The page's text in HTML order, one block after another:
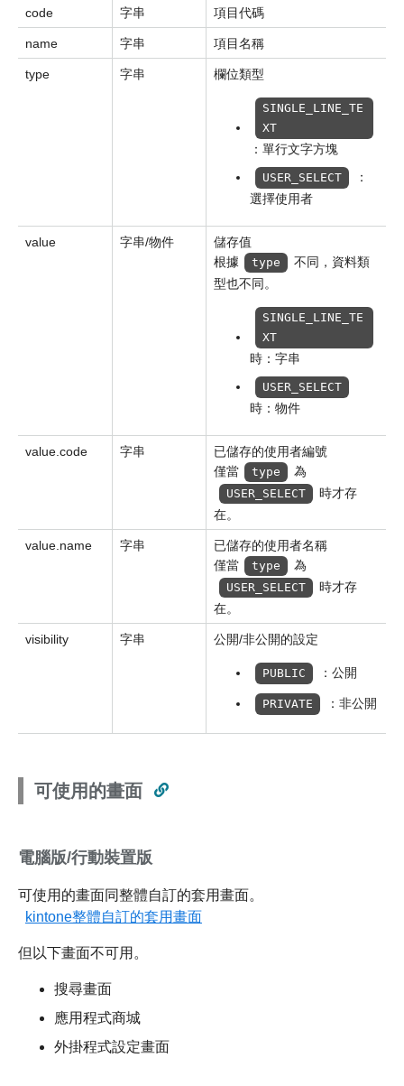
code 字串 項目代碼
name 字串 項目名稱
type 字串 欄位類型
SINGLE_LINE_TE
XT
：單行文字方塊
USER_SELECT
：
選擇使用者
value 字串/物件
儲存值
根據
type
不同，資料類
型也不同。
SINGLE_LINE_TE
XT
時：字串
USER_SELECT
時：物件
value.code 字串
已儲存的使用者編號
僅當
type 為
USER_SELECT
時才存
在。
value.name 字串
已儲存的使用者名稱
僅當
type 為
USER_SELECT
時才存
在。
visibility 字串 公開/非公開的設定
PUBLIC ：公開
PRIVATE ：非公開
可使用的畫面
電腦版/行動裝置版
可使用的畫面同整體自訂的套用畫面。
kintone整體自訂的套用畫面
但以下畫面不可用。
搜尋畫面
應用程式商城
外掛程式設定畫面